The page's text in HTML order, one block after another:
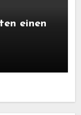
einen